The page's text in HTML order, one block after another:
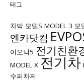
태그
차박 모델S MODEL 3 모
엔카닷컴
이오닉5 전기친환
MODEL X 전기차
수퍼차저